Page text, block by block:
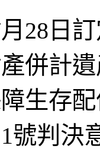
28日
併計
生存
號判決